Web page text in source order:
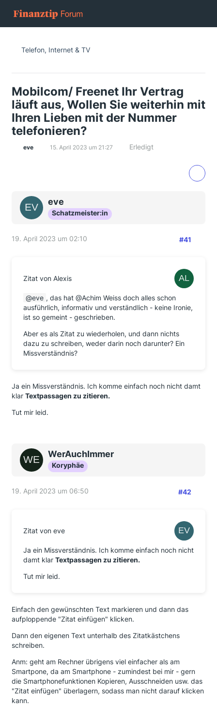
Telefon, Internet & TV
Mobilcom/ Freenet Ihr Vertrag
läuft aus, Wollen Sie weiterhin mit
Ihren Lieben mit der Nummer
telefonieren?
eve 15. April 2023 um 21:27 Erledigt
eve
Schatzmeister:in
19. April 2023 um 02:10 #41
Zitat von Alexis
eve , das hat @Achim Weiss doch alles schon
ausführlich, informativ und verständlich - keine Ironie,
ist so gemeint - geschrieben.
Aber es als Zitat zu wiederholen, und dann nichts
dazu zu schreiben, weder darin noch darunter? Ein
Missverständnis?
Ja ein Missverständnis. Ich komme einfach noch nicht damt
klar Textpassagen zu zitieren.
Tut mir leid.
WerAuchImmer
Koryphäe
19. April 2023 um 06:50 #42
Zitat von eve
Ja ein Missverständnis. Ich komme einfach noch nicht
damt klar Textpassagen zu zitieren.
Tut mir leid.
Einfach den gewünschten Text markieren und dann das
aufploppende "Zitat einfügen" klicken.
Dann den eigenen Text unterhalb des Zitatkästchens
schreiben.
Anm: geht am Rechner übrigens viel einfacher als am
Smartpone, da am Smartphone - zumindest bei mir - gern
die Smartphonefunktionen Kopieren, Ausschneiden usw. das
"Zitat einfügen" überlagern, sodass man nicht darauf klicken
kann.